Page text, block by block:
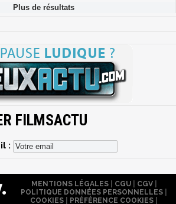
FILMSACTU
:
MENTIONS LÉGALES| CGU| CGV|
POLITIQUE DONNÉES PERSONNELLES
COOKIES
PRÉFÉRENCE COOKIES